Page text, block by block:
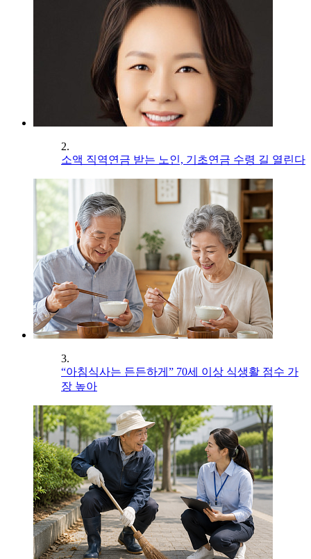
2.
소액 직역연금 받는 노인, 기초연금 수령 길 열린다
3.
“아침식사는 든든하게” 70세 이상 식생활 점수 가
장 높아